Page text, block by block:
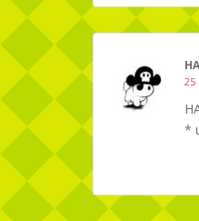
25
*